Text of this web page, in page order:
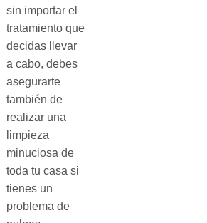
sin importar el
tratamiento que
decidas llevar
a cabo, debes
asegurarte
también de
realizar una
limpieza
minuciosa de
toda tu casa si
tienes un
problema de